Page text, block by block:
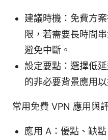
建議時機：免費方
限，若需要長時間
避免中斷。
設定要點：選擇低
的非必要背景應用
常用免費 VPN 應用與
應用 A：優點、缺